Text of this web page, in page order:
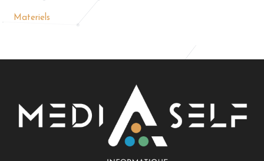
Materiels